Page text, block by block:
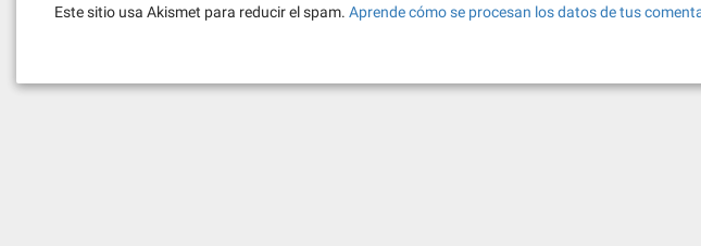
Este sitio usa Akismet para reducir el spam. Aprende cómo se procesan los datos de tus